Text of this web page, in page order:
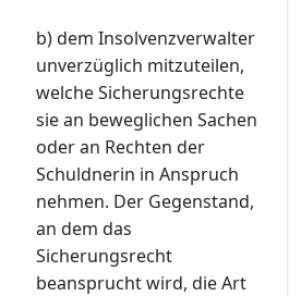
b) dem Insolvenzverwalter
unverzüglich mitzuteilen,
welche Sicherungsrechte
sie an beweglichen Sachen
oder an Rechten der
Schuldnerin in Anspruch
nehmen. Der Gegenstand,
an dem das
Sicherungsrecht
beansprucht wird, die Art